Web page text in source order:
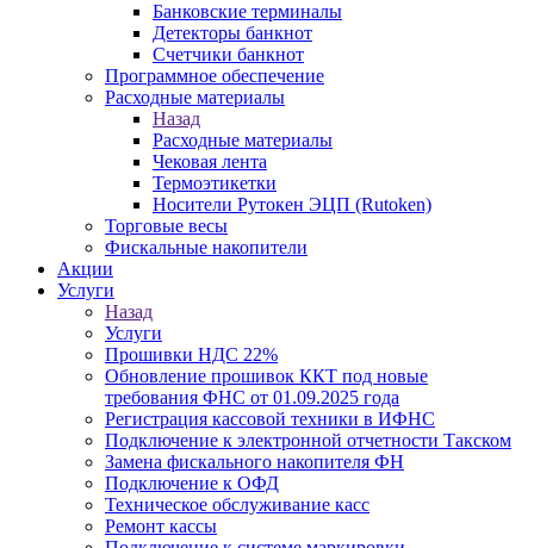
Банковские терминалы
Детекторы банкнот
Счетчики банкнот
Программное обеспечение
Расходные материалы
Назад
Расходные материалы
Чековая лента
Термоэтикетки
Носители Рутокен ЭЦП (Rutoken)
Торговые весы
Фискальные накопители
Акции
Услуги
Назад
Услуги
Прошивки НДС 22%
Обновление прошивок ККТ под новые
требования ФНС от 01.09.2025 года
Регистрация кассовой техники в ИФНС
Подключение к электронной отчетности Такском
Замена фискального накопителя ФН
Подключение к ОФД
Техническое обслуживание касс
Ремонт кассы